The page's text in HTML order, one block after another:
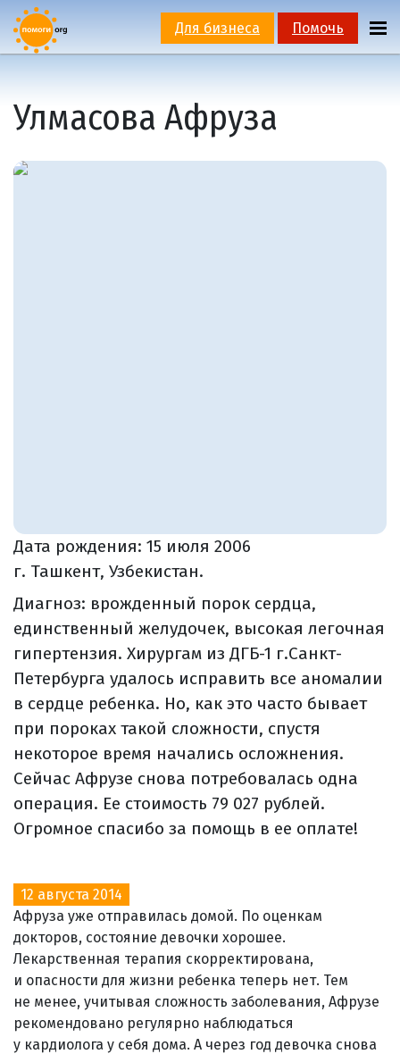
Для бизнеса Помочь
Улмасова Афруза
Дата рождения: 15 июля 2006
г. Ташкент, Узбекистан.
Диагноз: врожденный порок сердца,
единственный желудочек, высокая легочная
гипертензия. Хирургам из ДГБ-1 г.Санкт-
Петербурга удалось исправить все аномалии
в сердце ребенка. Но, как это часто бывает
при пороках такой сложности, спустя
некоторое время начались осложнения.
Сейчас Афрузе снова потребовалась одна
операция. Ее стоимость 79 027 рублей.
Огромное спасибо за помощь в ее оплате!
12 августа 2014
Афруза уже отправилась домой. По оценкам
докторов, состояние девочки хорошее.
Лекарственная терапия скорректирована,
и опасности для жизни ребенка теперь нет. Тем
не менее, учитывая сложность заболевания, Афрузе
рекомендовано регулярно наблюдаться
у кардиолога у себя дома. А через год девочка снова